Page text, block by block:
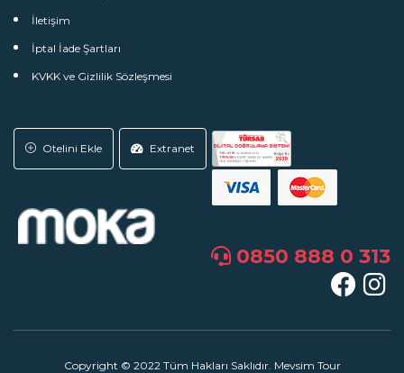
İletişim
İptal İade Şartları
KVKK ve Gizlilik Sözleşmesi
Otelini Ekle Extranet
0850 888 0 313
Copyright © 2022 Tüm Hakları Saklıdır. Mevsim Tour